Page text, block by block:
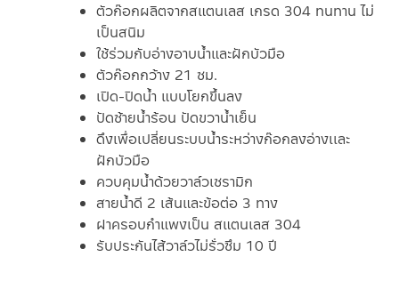
ตัวก๊อกผลิตจากสแตนเลส เกรด 304 ทนทาน ไม่
เป็นสนิม
ใช้ร่วมกับอ่างอาบน้ำและฝักบัวมือ
ตัวก๊อกกว้าง 21 ซม.
เปิด-ปิดน้ำ แบบโยกขึ้นลง
ปัดซ้ายน้ำร้อน ปัดขวาน้ำเย็น
ดึงเพื่อเปลี่ยนระบบน้ำระหว่างก๊อกลงอ่างเเละ
ฝักบัวมือ
ควบคุมน้ำด้วยวาล์วเซรามิก
สายน้ำดี 2 เส้นและข้อต่อ 3 ทาง
ฝาครอบกำแพงเป็น สแตนเลส 304
รับประกันไส้วาล์วไม่รั่วซึม 10 ปี